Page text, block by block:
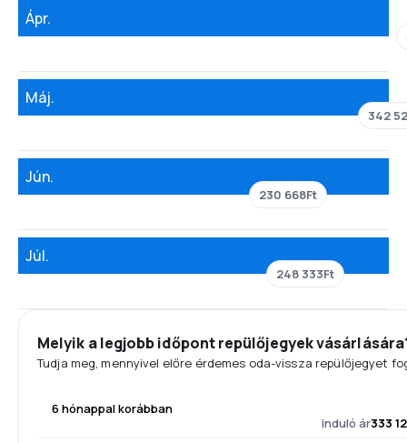
Ápr.
Máj.
342
Jún.
230 668Ft
Júl.
248 333Ft
Melyik a legjobb időpont repülőjegyek
Tudja meg, mennyivel előre érdemes oda-vissza repülőjegyet
6 hónappal korábban
induló ár333